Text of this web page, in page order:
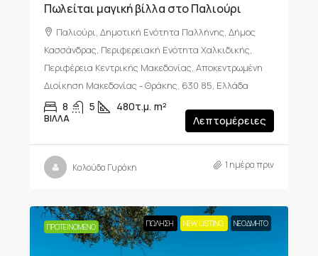
Πωλείται μαγική βίλλα στο Παλιούρι
Παλιούρι, Δημοτική Ενότητα Παλλήνης, Δήμος
Κασσάνδρας, Περιφερειακή Ενότητα Χαλκιδικής,
Περιφέρεια Κεντρικής Μακεδονίας, Αποκεντρωμένη
Διοίκηση Μακεδονίας - Θράκης, 630 85, Ελλάδα
8 5 480τ.μ. m²
ΒΊΛΛΑ Λεπτομέρειες
Καλούδα Γυράκη 1 ημέρα πριν
ΠΡΟΤΕΙΝΌΜΕΝΟ ΠΏΛΗΣΗ NEW LISTING ΝΕΟΔΜΗΤΟ